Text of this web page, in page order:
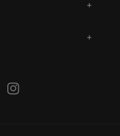
Instagram